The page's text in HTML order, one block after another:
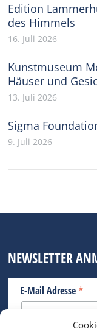
Edition
des Himmels
16. Juli 2026
Kunstmuseum
Häuser und
13. Juli 2026
Sigma
9. Juli 2026
NEWSLETTER
E-Mail Adresse *